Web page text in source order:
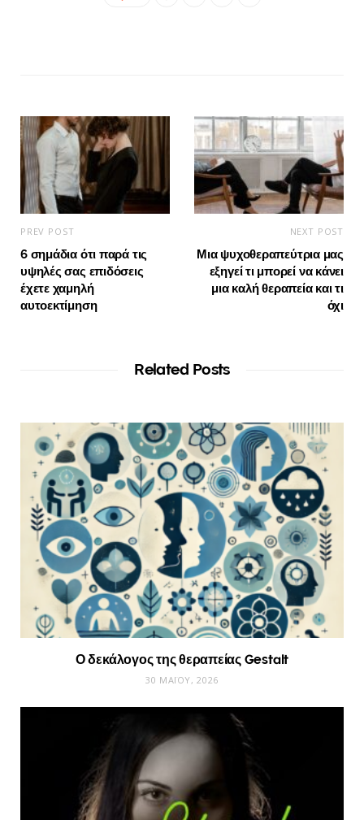
PREV POST
6 σημάδια ότι παρά τις
υψηλές σας επιδόσεις
έχετε χαμηλή
αυτοεκτίμηση
NEXT POST
Μια ψυχοθεραπεύτρια μας
εξηγεί τι μπορεί να κάνει
μια καλή θεραπεία και τι
όχι
Related Posts
Ο δεκάλογος της θεραπείας Gestalt
30 ΜΑΪ́ΟΥ, 2026